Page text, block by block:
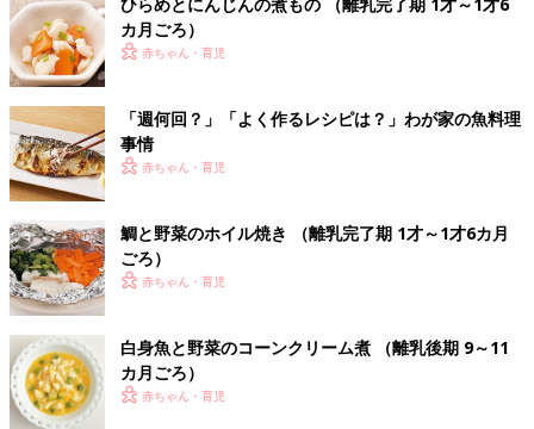
ひらめとにんじんの煮もの （離乳完了期 1才～1才6
カ月ごろ）
赤ちゃん・育児
「週何回？」「よく作るレシピは？」わが家の魚料理
事情
赤ちゃん・育児
鯛と野菜のホイル焼き （離乳完了期 1才～1才6カ月
ごろ）
赤ちゃん・育児
白身魚と野菜のコーンクリーム煮 （離乳後期 9～11
カ月ごろ）
赤ちゃん・育児